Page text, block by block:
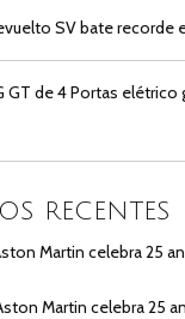
SV bate recorde
GT de 4 Portas elétrico
RECENTES
Martin celebra 25
Martin celebra 25